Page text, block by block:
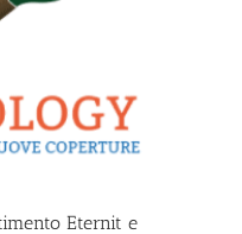
Eternit e